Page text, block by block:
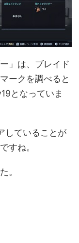
」は、ブレイド
ークを調べると
となっていま
していることが
すね。
。